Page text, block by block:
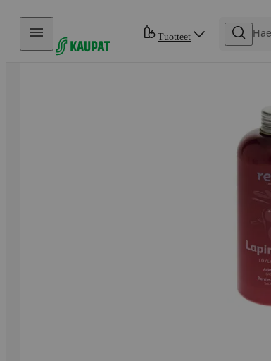
Hyppää sisältöön
Tuotteet